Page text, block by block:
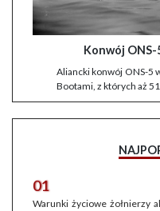
Konwój
Aliancki konwój ONS-5
Bootami, z których aż
01
Warunki życiowe żołnierzy